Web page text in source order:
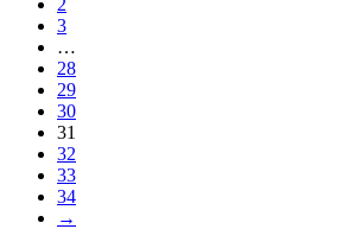
3
…
28
29
30
31
32
33
34
→